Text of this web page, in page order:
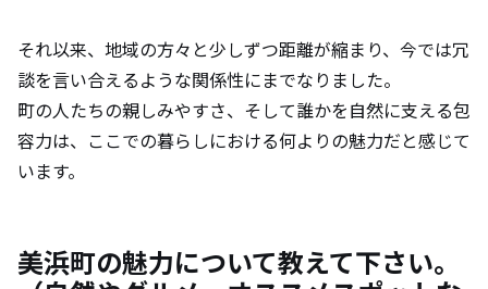
それ以来、地域の方々と少しずつ距離が縮まり、今では冗
談を言い合えるような関係性にまでなりました。
町の人たちの親しみやすさ、そして誰かを自然に支える包
容力は、ここでの暮らしにおける何よりの魅力だと感じて
います。
美浜町の魅力について教えて下さい。